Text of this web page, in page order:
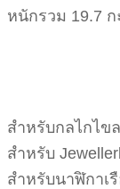
หนักรวม 19.7 ก
สำหรับกลไกไ
สำหรับ
สำหรับนาฬิกาเ